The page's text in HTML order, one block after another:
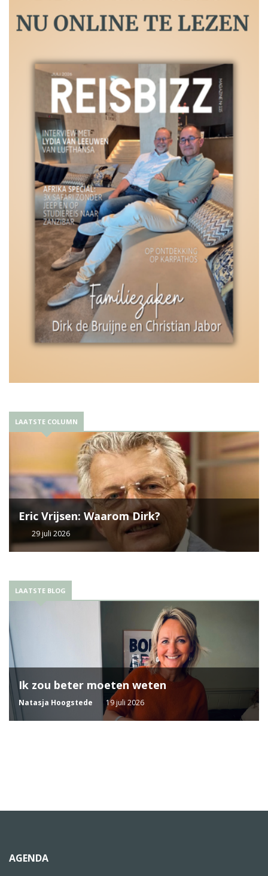
LAATSTE COLUMN
Eric Vrijsen: Waarom Dirk?
29 juli 2026
LAATSTE BLOG
Ik zou beter moeten weten
Natasja Hoogstede 19 juli 2026
AGENDA